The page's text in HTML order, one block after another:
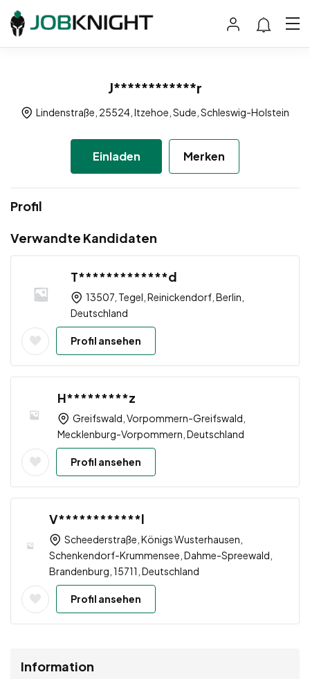
J************r
Lindenstraße, 25524, Itzehoe, Sude, Schleswig-Holstein
Einladen Merken
Profil
Verwandte Kandidaten
T*************d
13507, Tegel, Reinickendorf, Berlin,
Deutschland
Profil ansehen
H*********z
Greifswald, Vorpommern-Greifswald,
Mecklenburg-Vorpommern, Deutschland
Profil ansehen
V************l
Scheederstraße, Königs Wusterhausen,
Schenkendorf-Krummensee, Dahme-Spreewald,
Brandenburg, 15711, Deutschland
Profil ansehen
Information